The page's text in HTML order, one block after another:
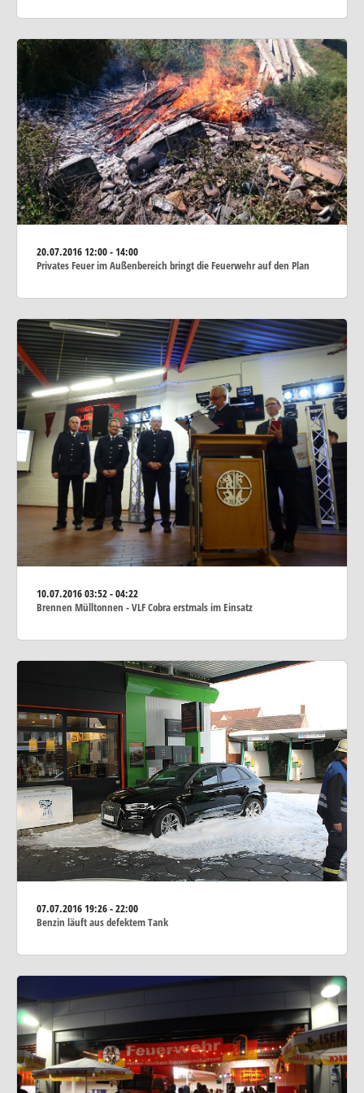
20.07.201612:00 - 14:00
Privates Feuer im Außenbereich bringt die Feuerwehr auf den Plan
10.07.201603:52 - 04:22
Brennen Mülltonnen - VLF Cobra erstmals im Einsatz
07.07.201619:26 - 22:00
Benzin läuft aus defektem Tank